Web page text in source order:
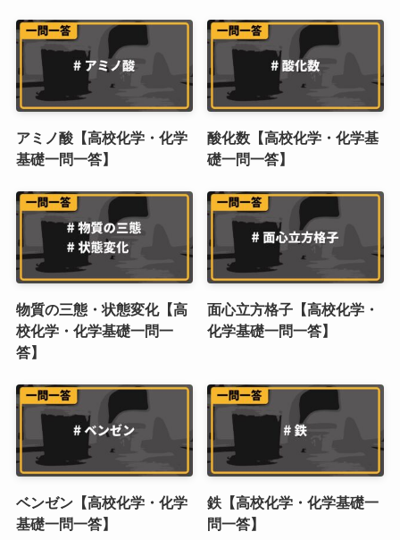
アミノ酸【高校化学・化学
基礎一問一答】
酸化数【高校化学・化学基
礎一問一答】
物質の三態・状態変化【高
校化学・化学基礎一問一
答】
面心立方格子【高校化学・
化学基礎一問一答】
ベンゼン【高校化学・化学
基礎一問一答】
鉄【高校化学・化学基礎一
問一答】